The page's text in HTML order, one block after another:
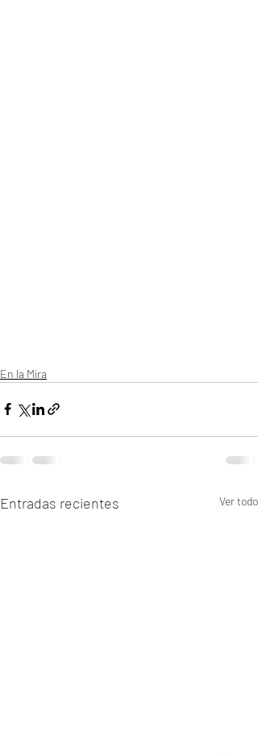
En la Mira
Entradas recientes Ver todo